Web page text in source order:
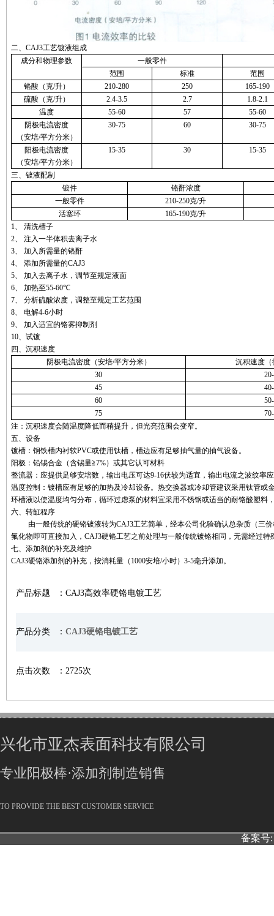
二、 CAJ3工艺镀液组成
成分和物理参数
一般零件
范围
标准
范围
铬酸（克/升） 210-280 250
165-190
硫酸（克/升） 2.4-3.5 2.7
1.8-2.1
温度
55-60 57
55-60
阴极电流密度
（安培/平方分米）
30-75 60 30-75
阳极电流密度
（安培/平方分米）
15-35 30 15-35
三、镀液配制
镀件
铬酐浓度
一般零件
210-250克/升
活塞环
165-190克/升
1、
清洗槽子
2、
注入一半体积去离子水
3、
加入所需量的铬酐
4、
添加所需量的CAJ3
5、
加入去离子水，调节至规定液面
6、
加热至55-60℃
7、
分析硫酸浓度，调整至规定工艺范围
8、
电解4-6小时
9、
加入适宜的铬雾抑制剂
10、 试镀
四、沉积速度
阴极电流密度（安培/平方分米）
沉积速度（
30
45
60
75
注：沉积速度会随温度降低而稍提升，但光亮范围会变窄。
五、设备
镀槽：钢铁槽内衬软PVC或使用钛槽，槽边应有足够抽气量的抽气设备。
阳极：铅锡合金（含锡量≧7%）或其它认可材料
整流器：应提供足够安培数，输出电压可达9-16伏较为适宜，输出电流之波纹率
温度控制：镀槽应有足够的加热及冷却设备。热交换器或冷却管建议采用钛管或
环槽液以使温度均匀分布，循环过虑泵的材料宜采用不锈钢或适当的耐铬酸塑料
六、转缸程序
由一般传统的硬铬镀液转为CAJ3工艺简单，经本公司化验确认总杂质（三
氟化物即可直接加入， CAJ3硬铬工艺之前处理与一般传统镀铬相同，无需经过特
七、添加剂的补充及维护
CAJ3硬铬添加剂的补充，按消耗量（ 1000安培/小时） 3-5毫升添加。
产品标题 ： CAJ3高效率硬铬电镀工艺
产品分类 ： CAJ3硬铬电镀工艺
点击次数 ：2725次
兴化市亚杰表面科技有限公司
专业阳极棒·添加剂制造销售
TO PROVIDE THE BEST CUSTOMER SERVICE
备案号